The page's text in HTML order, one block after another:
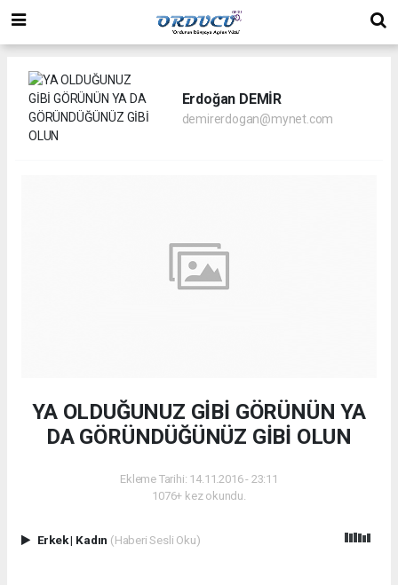
Erdoğan DEMİR
demirerdogan@mynet.com
YA OLDUĞUNUZ GİBİ GÖRÜNÜN YA
DA GÖRÜNDÜĞÜNÜZ GİBİ OLUN
Ekleme Tarihi: 14.11.2016 - 23:11
1076+ kez okundu.
Erkek| Kadın (Haberi Sesli Oku)